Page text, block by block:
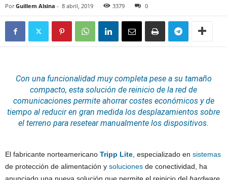
Por Guillem Alsina - 8 abril, 2019 3379 0
Con una funcionalidad muy completa pese a su tamaño
compacto, esta solución de reinicio de la red de
comunicacionespermite ahorrar costes económicos y de
tiempo al reducir en gran medida los desplazamientos sobre
el terreno para resetear manualmente los dispositivos.
El fabricante norteamericano Tripp Lite , especializado en sistemas
de protección de alimentación y soluciones de conectividad, ha